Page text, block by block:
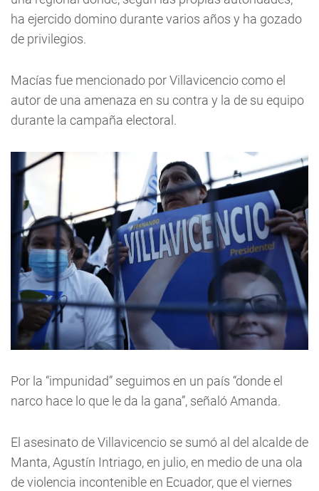
ha ejercido domino durante varios años y ha gozado
de privilegios.
Macías fue mencionado por Villavicencio como el
autor de una amenaza en su contra y la de su equipo
durante la campaña electoral.
Por la “impunidad” seguimos en un país “donde el
narco hace lo que le da la gana”, señaló Amanda.
El asesinato de Villavicencio se sumó al del alcalde de
Manta, Agustín Intriago, en julio, en medio de una ola
de violencia incontenible en Ecuador, que el viernes